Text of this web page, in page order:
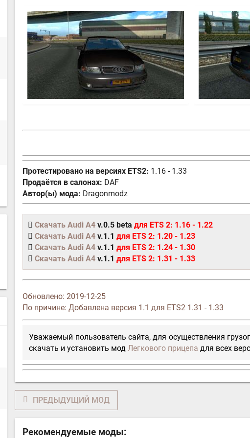
Протестировано на версиях ETS2: 1.16 - 1.33
Продаётся в салонах: DAF
Автор(ы) мода: Dragonmodz
Скачать Audi A4 v.0.5 beta для ETS 2: 1.16 - 1.22
Скачать Audi A4 v.1.1 для ETS 2: 1.20 - 1.23
Скачать Audi A4 v.1.1 для ETS 2: 1.24 - 1.30
Скачать Audi A4 v.1.1 для ETS 2: 1.31 - 1.33
Обновлено: 2019-12-25
По причине: Добавлена версия 1.1 для ETS2 1.31 - 1.33
Уважаемый пользователь сайта, для осуществления
скачать и установить модЛегкового прицепа для всех
ПРЕДЫДУЩИЙ МОД
Рекомендуемые моды: